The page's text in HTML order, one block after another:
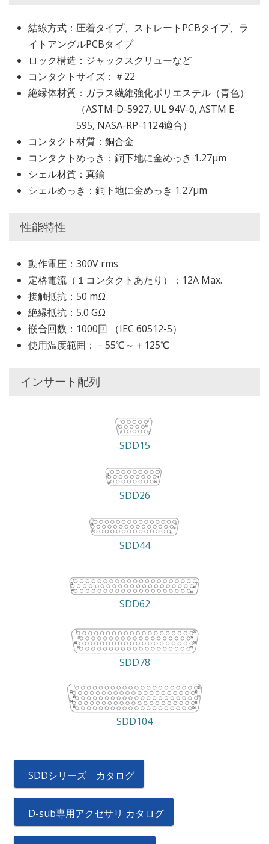
結線方式：圧着タイプ、ストレートPCBタイプ、ラ
イトアングルPCBタイプ
ロック構造：ジャックスクリューなど
コンタクトサイズ：＃22
絶縁体材質：ガラス繊維強化ポリエステル（青色）
（ASTM-D-5927, UL 94V-0, ASTM E-
595, NASA-RP-1124適合）
コンタクト材質：銅合金
コンタクトめっき：銅下地に金めっき 1.27μm
シェル材質：真鍮
シェルめっき：銅下地に金めっき 1.27μm
性能特性
動作電圧：300V rms
定格電流（１コンタクトあたり）：12A Max.
接触抵抗：50 mΩ
絶縁抵抗：5.0 GΩ
嵌合回数：1000回 （IEC 60512-5）
使用温度範囲：－55℃～＋125℃
インサート配列
SDD15
SDD26
SDD44
SDD62
SDD78
SDD104
SDDシリーズ カタログ
D-sub専用アクセサリ カタログ